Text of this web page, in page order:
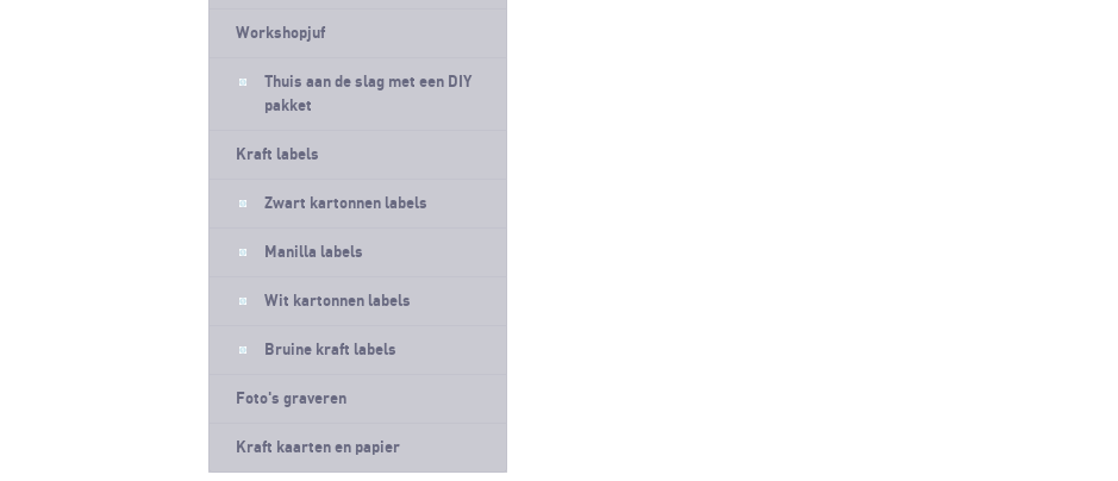
Workshopjuf
Thuis aan de slag met een DIY
pakket
Kraft labels
Zwart kartonnen labels
Manilla labels
Wit kartonnen labels
Bruine kraft labels
Foto's graveren
Kraft kaarten en papier